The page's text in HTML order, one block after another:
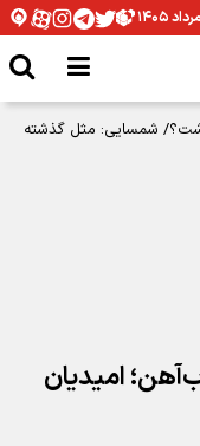
شمسایی: مثل گذشته
امیدیان